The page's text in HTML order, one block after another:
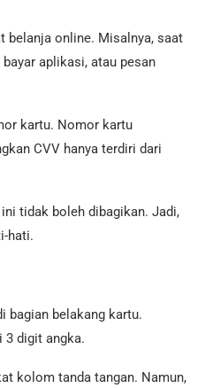
belanja online. Misalnya, saat
aplikasi, atau pesan
kartu. Nomor kartu
CVV hanya terdiri dari
tidak boleh dibagikan. Jadi,
hati.
bagian belakang kartu.
3 digit angka.
kolom tanda tangan. Namun,